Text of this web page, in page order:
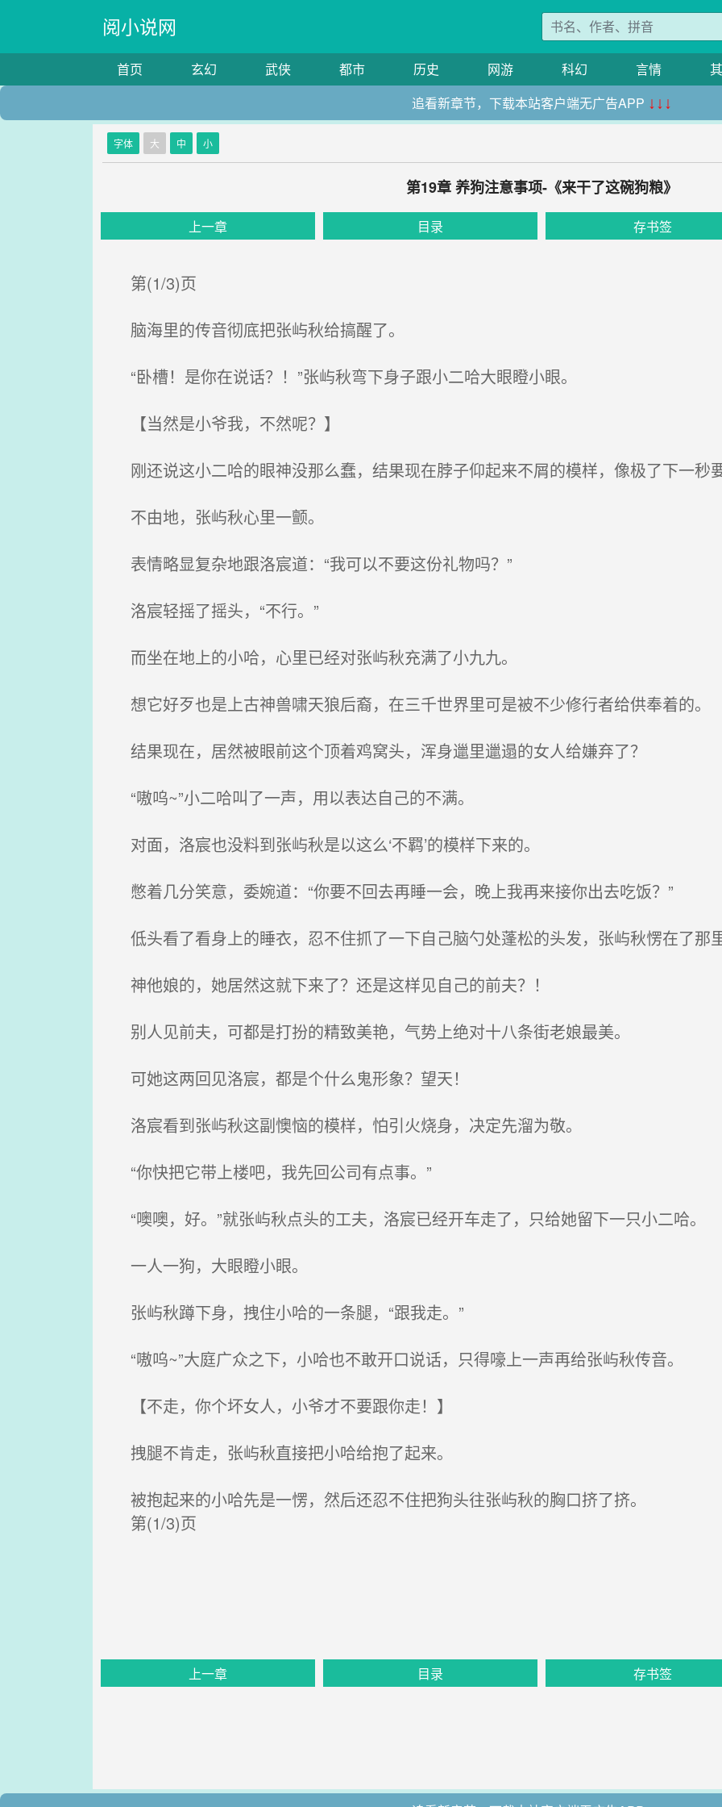
阅小说网
首页 玄幻 武侠 都市 历史 网游 科幻 言情
追看新章节，下载本站客户端无广告APP ↓↓↓
字体 大 中 小
第19章 养狗注意事项-《来干了这碗狗粮》
上一章 目录 存书签
第(1/3)页
脑海里的传音彻底把张屿秋给搞醒了。
“卧槽！是你在说话？！”张屿秋弯下身子跟小二哈大眼瞪小眼。
【当然是小爷我，不然呢？】
刚还说这小二哈的眼神没那么蠢，结果现在脖子仰起来不屑的模样，像极了下一秒
不由地，张屿秋心里一颤。
表情略显复杂地跟洛宸道：“我可以不要这份礼物吗？”
洛宸轻摇了摇头，“不行。”
而坐在地上的小哈，心里已经对张屿秋充满了小九九。
想它好歹也是上古神兽啸天狼后裔，在三千世界里可是被不少修行者给供奉着的。
结果现在，居然被眼前这个顶着鸡窝头，浑身邋里邋遢的女人给嫌弃了？
“嗷呜~”小二哈叫了一声，用以表达自己的不满。
对面，洛宸也没料到张屿秋是以这么‘不羁’的模样下来的。
憋着几分笑意，委婉道：“你要不回去再睡一会，晚上我再来接你出去吃饭？”
低头看了看身上的睡衣，忍不住抓了一下自己脑勺处蓬松的头发，张屿秋愣在了那
神他娘的，她居然这就下来了？还是这样见自己的前夫？！
别人见前夫，可都是打扮的精致美艳，气势上绝对十八条街老娘最美。
可她这两回见洛宸，都是个什么鬼形象？望天！
洛宸看到张屿秋这副懊恼的模样，怕引火烧身，决定先溜为敬。
“你快把它带上楼吧，我先回公司有点事。”
“噢噢，好。”就张屿秋点头的工夫，洛宸已经开车走了，只给她留下一只小二哈。
一人一狗，大眼瞪小眼。
张屿秋蹲下身，拽住小哈的一条腿，“跟我走。”
“嗷呜~”大庭广众之下，小哈也不敢开口说话，只得嚎上一声再给张屿秋传音。
【不走，你个坏女人，小爷才不要跟你走！】
拽腿不肯走，张屿秋直接把小哈给抱了起来。
被抱起来的小哈先是一愣，然后还忍不住把狗头往张屿秋的胸口挤了挤。
第(1/3)页
上一章 目录 存书签